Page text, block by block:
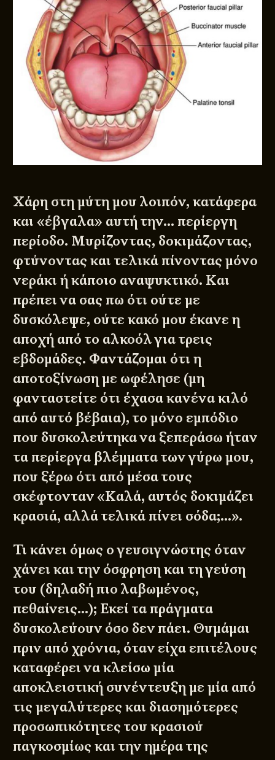
Χάρη στη μύτη μου λοιπόν, κατάφερα
και «έβγαλα» αυτή την… περίεργη
περίοδο. Μυρίζοντας, δοκιμάζοντας,
φτύνοντας και τελικά πίνοντας μόνο
νεράκι ή κάποιο αναψυκτικό. Και
πρέπει να σας πω ότι ούτε με
δυσκόλεψε, ούτε κακό μου έκανε η
αποχή από το αλκοόλ για τρεις
εβδομάδες. Φαντάζομαι ότι η
αποτοξίνωση με ωφέλησε (μη
φανταστείτε ότι έχασα κανένα κιλό
από αυτό βέβαια), το μόνο εμπόδιο
που δυσκολεύτηκα να ξεπεράσω ήταν
τα περίεργα βλέμματα των γύρω μου,
που ξέρω ότι από μέσα τους
σκέφτονταν «Καλά, αυτός δοκιμάζει
κρασιά, αλλά τελικά πίνει σόδα;…».
Τι κάνει όμως ο γευσιγνώστης όταν
χάνει και την όσφρηση και τη γεύση
του (δηλαδή πιο λαβωμένος,
πεθαίνεις…); Εκεί τα πράγματα
δυσκολεύουν όσο δεν πάει. Θυμάμαι
πριν από χρόνια, όταν είχα επιτέλους
καταφέρει να κλείσω μία
αποκλειστική συνέντευξη με μία από
τις μεγαλύτερες και διασημότερες
προσωπικότητες του κρασιού
παγκοσμίως και την ημέρα της